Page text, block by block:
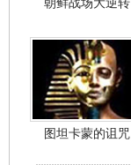
图坦卡蒙的诅咒